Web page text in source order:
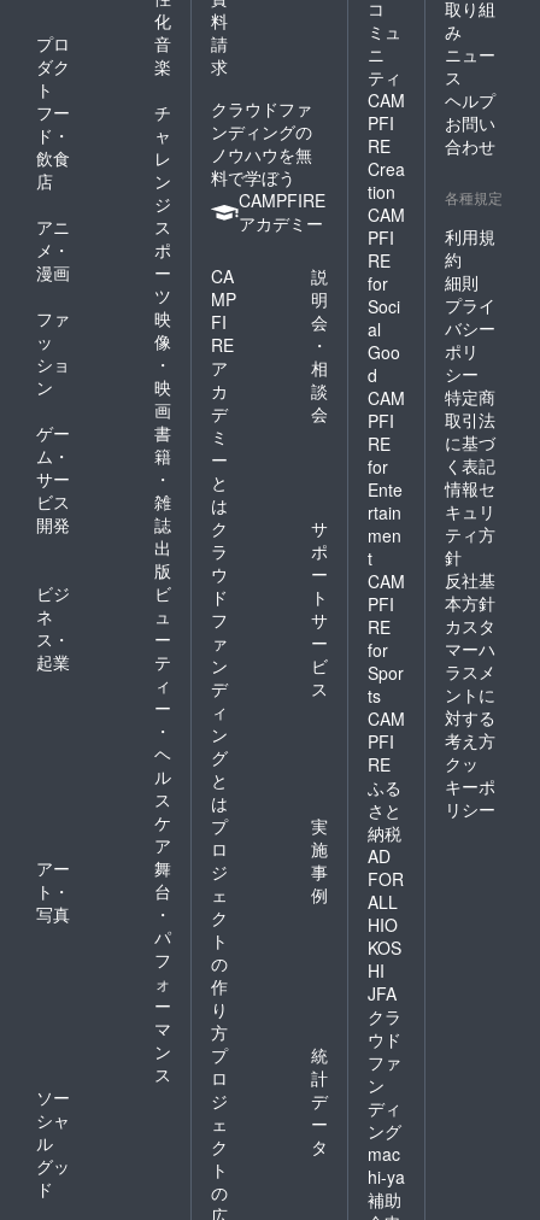
化
プロ
ダク
ト
音
楽
フー
ド・
飲食
店
チ
ャ
レ
ン
ジ
アニ
メ・
漫画
ス
ポ
ー
ツ
ファ
ッ
ショ
ン
映
像
・
映
画
ゲー
ム・
サー
ビス
開発
書
籍
・
雑
誌
出
版
ビジ
ネ
ス・
起業
ビ
ュ
ー
テ
ィ
ー
・
ヘ
ル
ス
ケ
ア
アー
ト・
写真
舞
台
・
パ
フ
ォ
ー
マ
ン
ス
ソー
シャ
ル
グッ
ド
料
請
求
クラウドファ
ンディングの
ノウハウを無
料で学ぼう
CAMPFIRE
アカデミー
CA
MP
FI
RE
ア
カ
デ
ミ
ー
と
は
説
明
会
・
相
談
会
ク
ラ
ウ
ド
フ
ァ
ン
デ
ィ
ン
グ
と
は
サ
ポ
ー
ト
サ
ー
ビ
ス
プ
ロ
ジ
ェ
ク
ト
の
作
り
方
実
施
事
例
プ
ロ
ジ
ェ
ク
ト
の
広
統
計
デ
ー
タ
コ
ミュ
ニ
ティ
CAM
PFI
RE
Crea
tion
CAM
PFI
RE
for
Soci
al
Goo
d
CAM
PFI
RE
for
Ente
rtain
men
t
CAM
PFI
RE
for
Spor
ts
CAM
PFI
RE
ふる
さと
納税
AD
FOR
ALL
HIO
KOS
HI
JFA
クラ
ウド
ファ
ン
ディ
ング
mac
hi-ya
補助
取り組
み
ニュー
ス
ヘルプ
お問い
合わせ
各種規定
利用規
約
細則
プライ
バシー
ポリ
シー
特定商
取引法
に基づ
く表記
情報セ
キュリ
ティ方
針
反社基
本方針
カスタ
マーハ
ラスメ
ントに
対する
考え方
クッ
キーポ
リシー